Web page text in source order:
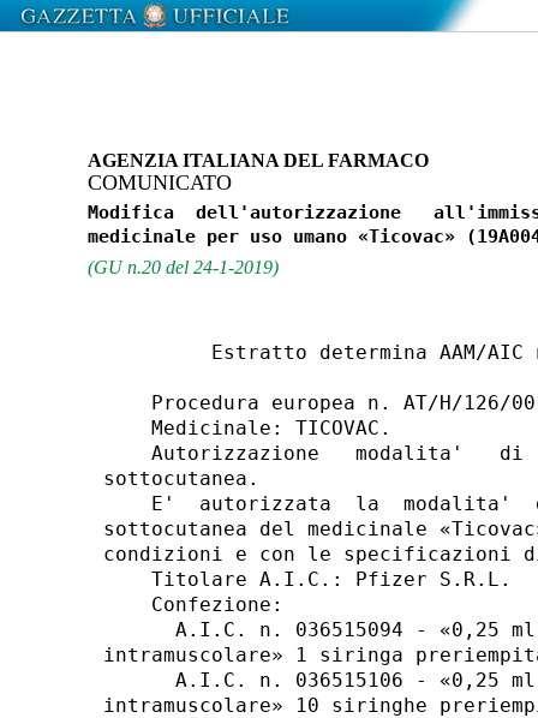
AGENZIA ITALIANA DEL FARMACO
COMUNICATO
Modifica  dell'autorizzazione
(GU n.20 del 24-1-2019)
Estratto determina AAM/
Procedura europea n. AT/H/126/
    Medicinale: TICOVAC.
Autorizzazione   modalita'   di
sottocutanea.
E'  autorizzata  la  modalita'
sottocutanea del medicinale
condizioni e con le specificazioni
    Titolare A.I.C.: Pfizer S.R.L.
    Confezione:
A.I.C. n. 036515094 - «0,25
intramuscolare» 1 siringa
A.I.C. n. 036515106 - «0,25
intramuscolare» 10 siringhe